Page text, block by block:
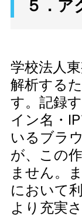
５．ア
学校法人
解析する
す。記録
イン名・
いるブラ
が、この
ません。
において
より充実